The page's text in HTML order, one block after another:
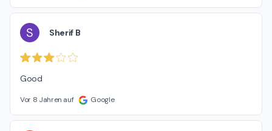
S Sherif B
Good
Vor 8 Jahren auf Google